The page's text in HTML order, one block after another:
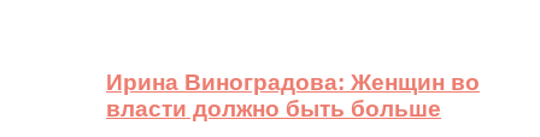
Ирина Виноградова: Женщин во
власти должно быть больше